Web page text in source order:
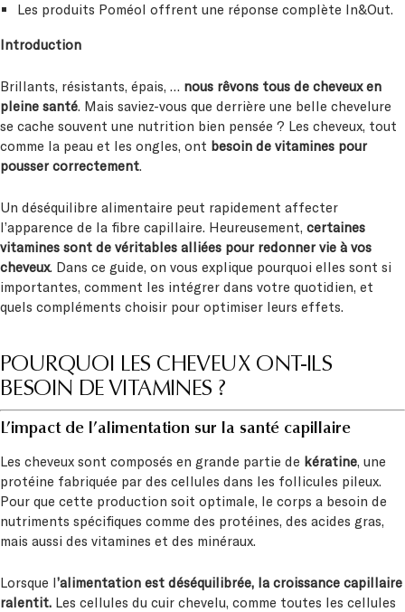
Les produits Poméol offrent une réponse complète In&Out.
Introduction
Brillants, résistants, épais, … nous rêvons tous de cheveux en
pleine santé. Mais saviez-vous que derrière une belle chevelure
se cache souvent une nutrition bien pensée ? Les cheveux, tout
comme la peau et les ongles, ont besoin de vitamines pour
pousser correctement.
Un déséquilibre alimentaire peut rapidement affecter
l’apparence de la fibre capillaire. Heureusement, certaines
vitamines sont de véritables alliées pour redonner vie à vos
cheveux. Dans ce guide, on vous explique pourquoi elles sont si
importantes, comment les intégrer dans votre quotidien, et
quels compléments choisir pour optimiser leurs effets.
POURQUOI LES CHEVEUX ONT-ILS
BESOIN DE VITAMINES ?
L’impact de l’alimentation sur la santé capillaire
Les cheveux sont composés en grande partie de kératine, une
protéine fabriquée par des cellules dans les follicules pileux.
Pour que cette production soit optimale, le corps a besoin de
nutriments spécifiques comme des protéines, des acides gras,
mais aussi des vitamines et des minéraux.
Lorsque l’alimentation est déséquilibrée, la croissance capillaire
ralentit. Les cellules du cuir chevelu, comme toutes les cellules